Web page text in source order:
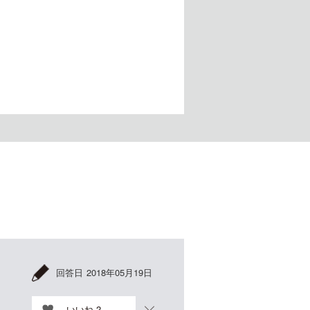
回答日 2018年05月19日